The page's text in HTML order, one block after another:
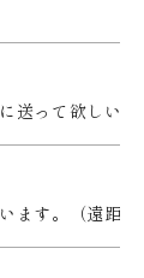
送って欲しいで
ます。（遠距離